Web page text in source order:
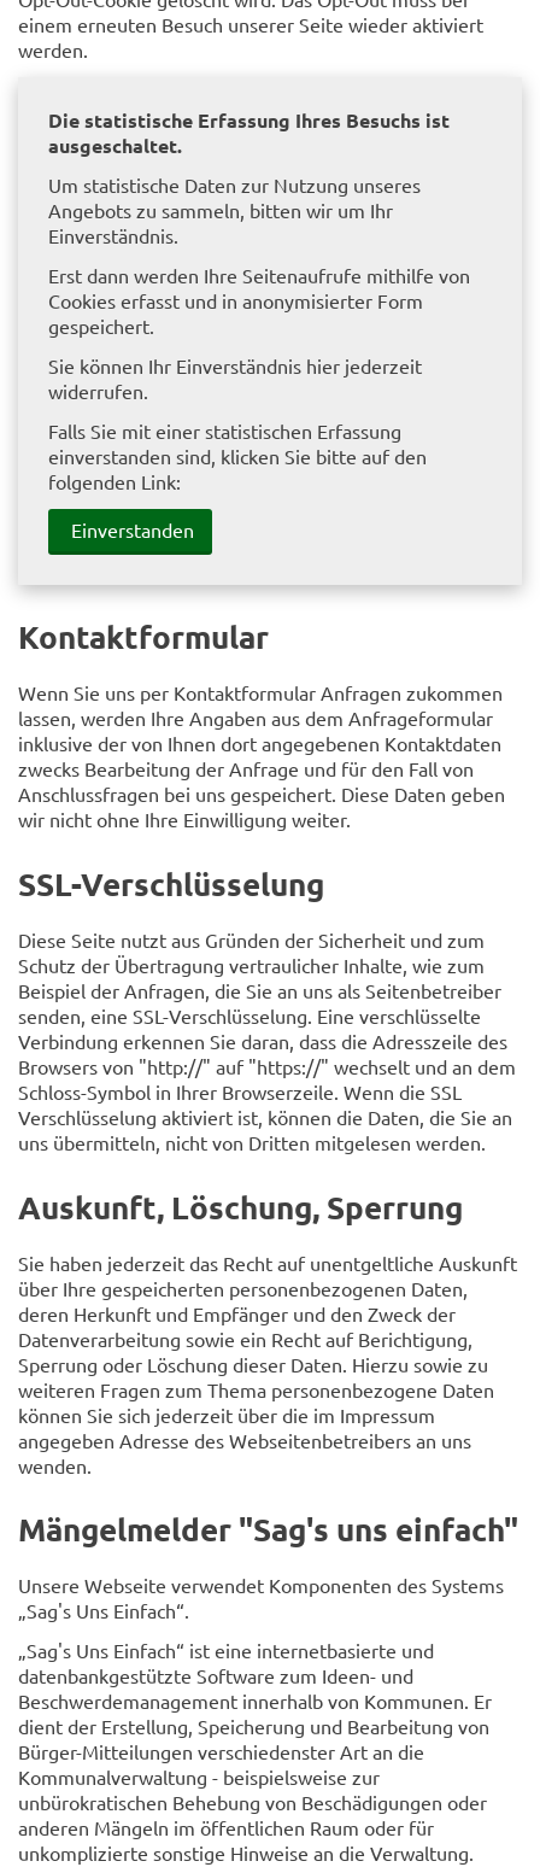
einem erneuten Besuch unserer Seite wieder aktiviert
werden.
Die statistische Erfassung Ihres Besuchs ist
ausgeschaltet.
Um statistische Daten zur Nutzung unseres
Angebots zu sammeln, bitten wir um Ihr
Einverständnis.
Erst dann werden Ihre Seitenaufrufe mithilfe von
Cookies erfasst und in anonymisierter Form
gespeichert.
Sie können Ihr Einverständnis hier jederzeit
widerrufen.
Falls Sie mit einer statistischen Erfassung
einverstanden sind, klicken Sie bitte auf den
folgenden Link:
Einverstanden
Kontaktformular
Wenn Sie uns per Kontaktformular Anfragen zukommen
lassen, werden Ihre Angaben aus dem Anfrageformular
inklusive der von Ihnen dort angegebenen Kontaktdaten
zwecks Bearbeitung der Anfrage und für den Fall von
Anschlussfragen bei uns gespeichert. Diese Daten geben
wir nicht ohne Ihre Einwilligung weiter.
SSL-Verschlüsselung
Diese Seite nutzt aus Gründen der Sicherheit und zum
Schutz der Übertragung vertraulicher Inhalte, wie zum
Beispiel der Anfragen, die Sie an uns als Seitenbetreiber
senden, eine SSL-Verschlüsselung. Eine verschlüsselte
Verbindung erkennen Sie daran, dass die Adresszeile des
Browsers von "http://" auf "https://" wechselt und an dem
Schloss-Symbol in Ihrer Browserzeile. Wenn die SSL
Verschlüsselung aktiviert ist, können die Daten, die Sie an
uns übermitteln, nicht von Dritten mitgelesen werden.
Auskunft, Löschung, Sperrung
Sie haben jederzeit das Recht auf unentgeltliche Auskunft
über Ihre gespeicherten personenbezogenen Daten,
deren Herkunft und Empfänger und den Zweck der
Datenverarbeitung sowie ein Recht auf Berichtigung,
Sperrung oder Löschung dieser Daten. Hierzu sowie zu
weiteren Fragen zum Thema personenbezogene Daten
können Sie sich jederzeit über die im Impressum
angegeben Adresse des Webseitenbetreibers an uns
wenden.
Mängelmelder "Sag's uns einfach"
Unsere Webseite verwendet Komponenten des Systems
„Sag's Uns Einfach“.
„Sag's Uns Einfach“ ist eine internetbasierte und
datenbankgestützte Software zum Ideen- und
Beschwerdemanagement innerhalb von Kommunen. Er
dient der Erstellung, Speicherung und Bearbeitung von
Bürger-Mitteilungen verschiedenster Art an die
Kommunalverwaltung - beispielsweise zur
unbürokratischen Behebung von Beschädigungen oder
anderen Mängeln im öffentlichen Raum oder für
unkomplizierte sonstige Hinweise an die Verwaltung.